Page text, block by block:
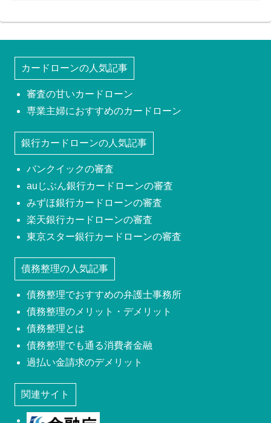
カードローンの人気記事
審査の甘いカードローン
専業主婦におすすめのカードローン
銀行カードローンの人気記事
バンクイックの審査
auじぶん銀行カードローンの審査
みずほ銀行カードローンの審査
楽天銀行カードローンの審査
東京スター銀行カードローンの審査
債務整理の人気記事
債務整理でおすすめの弁護士事務所
債務整理のメリット・デメリット
債務整理とは
債務整理でも通る消費者金融
過払い金請求のデメリット
関連サイト